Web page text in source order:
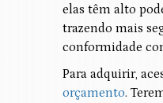
elas têm alto
trazendo mais
conformidade
Para adquirir,
orçamento.